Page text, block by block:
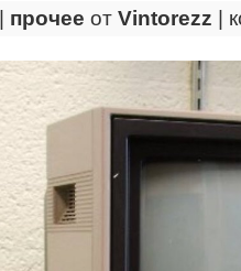
прочее от Vintorezz